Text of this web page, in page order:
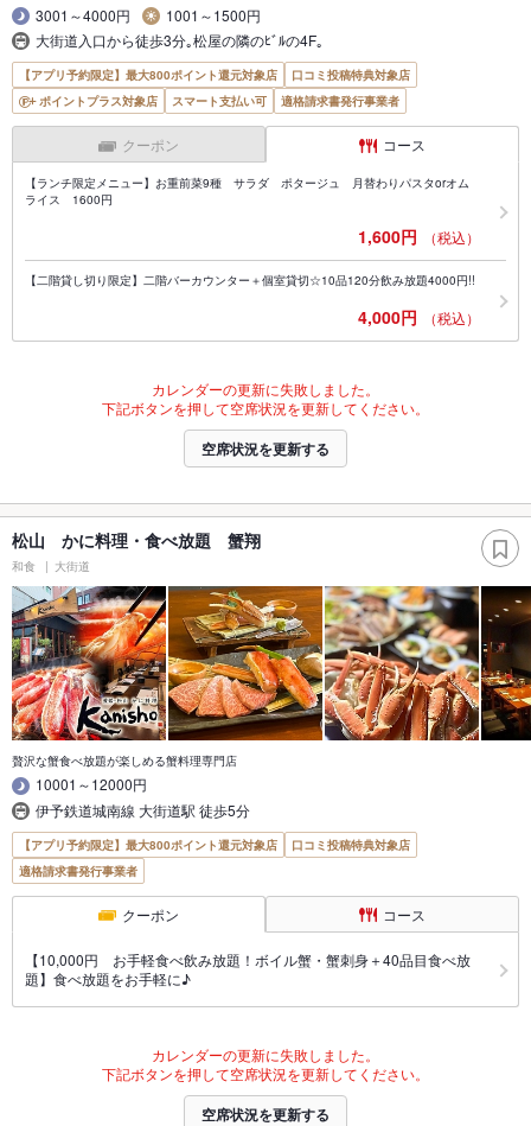
3001～4000円
1001～1500円
大街道入口から徒歩3分｡松屋の隣のﾋﾞﾙの4F｡
【アプリ予約限定】最大800ポイント還元対象店
口コミ投稿特典対象店
ポイントプラス対象店
スマート支払い可 適格請求書発行事業者
クーポン コース
【ランチ限定メニュー】お重前菜9種 サラダ ポタージュ 月替わりパスタorオム
ライス 1600円
1,600円 （税込）
【二階貸し切り限定】二階バーカウンター＋個室貸切☆10品120分飲み放題4000円!!
4,000円 （税込）
カレンダーの更新に失敗しました。
下記ボタンを押して空席状況を更新してください。
空席状況を更新する
松山 かに料理・食べ放題 蟹翔
和食 大街道
贅沢な蟹食べ放題が楽しめる蟹料理専門店
10001～12000円
伊予鉄道城南線 大街道駅 徒歩5分
【アプリ予約限定】最大800ポイント還元対象店
口コミ投稿特典対象店
適格請求書発行事業者
クーポン コース
【10,000円 お手軽食べ飲み放題！ボイル蟹・蟹刺身＋40品目食べ放
題】食べ放題をお手軽に♪
カレンダーの更新に失敗しました。
下記ボタンを押して空席状況を更新してください。
空席状況を更新する